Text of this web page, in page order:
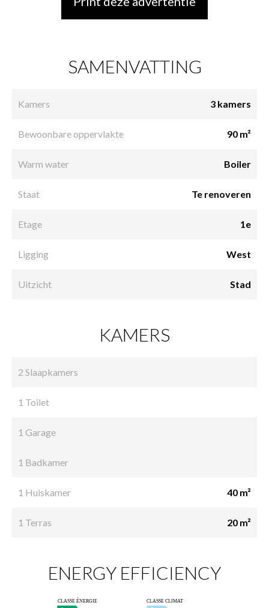
SAMENVATTING
Kamers 3 kamers
Bewoonbare oppervlakte 90 m²
Warm water Boiler
Staat Te renoveren
Etage 1e
Ligging West
Uitzicht Stad
KAMERS
2 Slaapkamers
1 Toilet
1 Garage
1 Badkamer
1 Huiskamer 40 m²
1 Terras 20 m²
ENERGY EFFICIENCY